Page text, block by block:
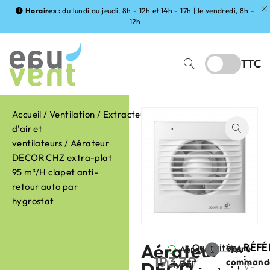
Horaires : du lundi au jeudi, 8h - 12h et 14h - 17h | le vendredi, 8h -
12h
TTC
Accueil /Ventilation / Extracteurs
d'air et
ventilateurs / Aérateur
DECOR CHZ extra-plat
95 m³/H clapet anti-
retour auto par
hygrostat
Aérateur
193,70€
Livraison
Aérateur
DECOR
QuantitéVotre
:
:
V-